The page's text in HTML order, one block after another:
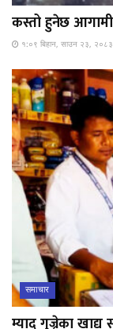
कस्तो हुनेछ
१:०९ बिहान, साउन २३, २०८३
समाचार
म्याद गुज्रेका खाद्य